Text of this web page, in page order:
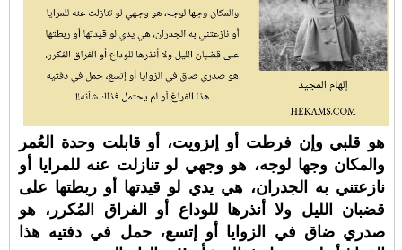
هو قلبي وإن فرطت أو إنزويت، أو قابلت وحدة العُمر
والمكان وجها لوجه، هو وجهي لو تنازلت عنه للمرايا أو
نازعتني به الجدران، هي يدي لو قيدتها أو ربطتها على
قضبان الليل ولا أنذرها للوداع أو الفراق المُكرر، هو
صدري ضاق في الزوايا أو إتسع، حمل في دفتيه هذا